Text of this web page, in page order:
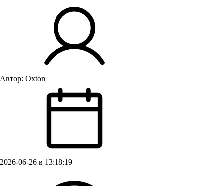
Автор: Oxton
2026-06-26 в 13:18:19